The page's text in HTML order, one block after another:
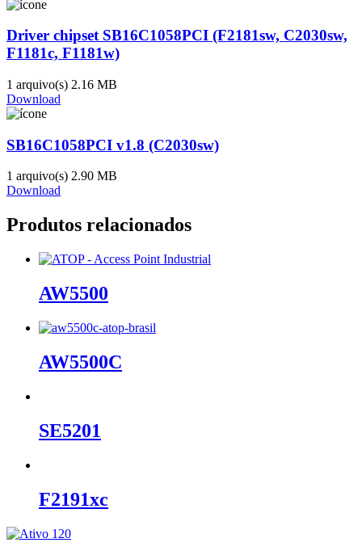
Driver chipset SB16C1058PCI (F2181sw, C2030sw,
F1181c, F1181w)
1 arquivo(s) 2.16 MB
Download
SB16C1058PCI v1.8 (C2030sw)
1 arquivo(s) 2.90 MB
Download
Produtos relacionados
AW5500
AW5500C
SE5201
F2191xc